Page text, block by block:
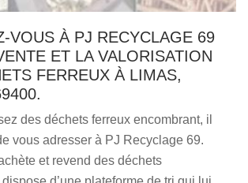
VOUS À PJ RECYCLAGE 69
ET LA VALORISATION
FERREUX À LIMAS,
des déchets ferreux encombrant, il
vous adresser à PJ Recyclage 69.
et revend des déchets